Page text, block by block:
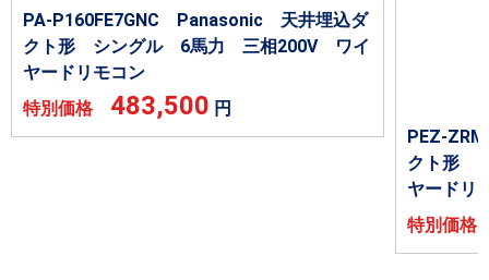
PA-P160FE7GNC Panasonic 天井埋込ダ
クト形 シングル 6馬力 三相200V ワイ
ヤードリモコン
特別価格 483,500 円
PEZ-
クト形
ヤードリ
特別価